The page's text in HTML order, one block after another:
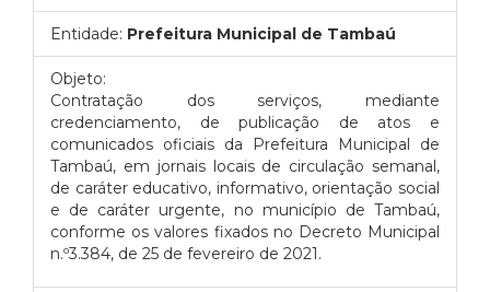
Entidade: Prefeitura Municipal de Tambaú
Objeto:
Contratação dos serviços, mediante
credenciamento, de publicação de atos e
comunicados oficiais da Prefeitura Municipal de
Tambaú, em jornais locais de circulação semanal,
de caráter educativo, informativo, orientação social
e de caráter urgente, no município de Tambaú,
conforme os valores fixados no Decreto Municipal
n.º3.384, de 25 de fevereiro de 2021.